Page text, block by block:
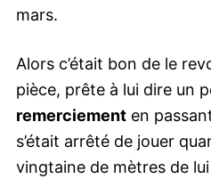
mars.
Alors c’était bon de le
pièce, prête à lui dire un
remerciement en
s’était arrêté de jouer
vingtaine de mètres de